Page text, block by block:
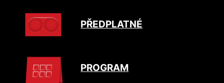
PŘEDPLATNÉ
PROGRAM